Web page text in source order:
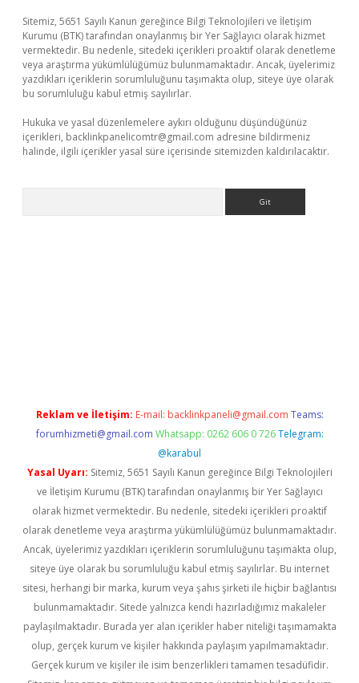
Sitemiz, 5651 Sayılı Kanun gereğince Bilgi Teknolojileri ve İletişim
Kurumu (BTK) tarafından onaylanmış bir Yer Sağlayıcı olarak hizmet
vermektedir. Bu nedenle, sitedeki içerikleri proaktif olarak denetleme
veya araştırma yükümlülüğümüz bulunmamaktadır. Ancak, üyelerimiz
yazdıkları içeriklerin sorumluluğunu taşımakta olup, siteye üye olarak
bu sorumluluğu kabul etmiş sayılırlar.
Hukuka ve yasal düzenlemelere aykırı olduğunu düşündüğünüz
içerikleri, backlinkpanelicomtr@gmail.com adresine bildirmeniz
halinde, ilgili içerikler yasal süre içerisinde sitemizden kaldırılacaktır.
Reklam ve İletişim: E-mail: backlinkpaneli@gmail.com Teams:
forumhizmeti@gmail.com Whatsapp: 0262 606 0 726 Telegram:
@karabul
Yasal Uyarı: Sitemiz, 5651 Sayılı Kanun gereğince Bilgi Teknolojileri
ve İletişim Kurumu (BTK) tarafından onaylanmış bir Yer Sağlayıcı
olarak hizmet vermektedir. Bu nedenle, sitedeki içerikleri proaktif
olarak denetleme veya araştırma yükümlülüğümüz bulunmamaktadır.
Ancak, üyelerimiz yazdıkları içeriklerin sorumluluğunu taşımakta olup,
siteye üye olarak bu sorumluluğu kabul etmiş sayılırlar. Bu internet
sitesi, herhangi bir marka, kurum veya şahıs şirketi ile hiçbir bağlantısı
bulunmamaktadır. Sitede yalnızca kendi hazırladığımız makaleler
paylaşılmaktadır. Burada yer alan içerikler haber niteliği taşımamakta
olup, gerçek kurum ve kişiler hakkında paylaşım yapılmamaktadır.
Gerçek kurum ve kişiler ile isim benzerlikleri tamamen tesadüfidir.